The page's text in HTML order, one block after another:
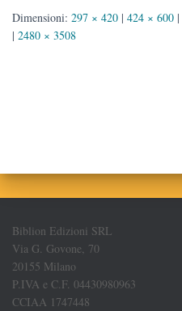
Dimensioni: 297 × 420 | 424 × 600 |
| 2480 × 3508
Biblion Edizioni SRL
Via G. Govone, 70
20155 Milano
P.IVA e C.F. 04430980963
CCIAA 1747448